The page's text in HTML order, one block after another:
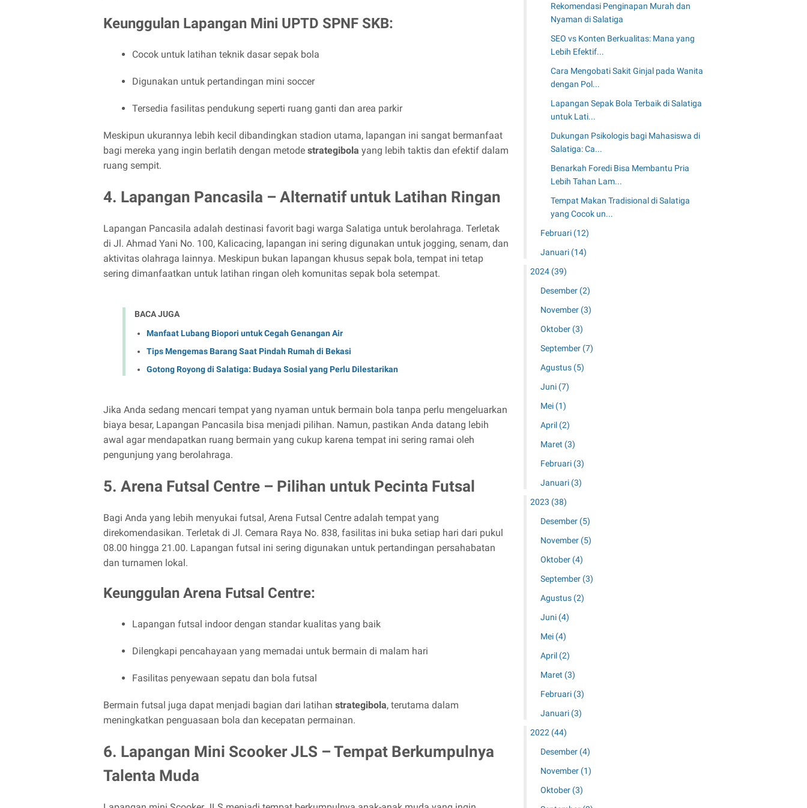
Keunggulan Lapangan Mini UPTD SPNF SKB:
Cocok untuk latihan teknik dasar sepak bola
Digunakan untuk pertandingan mini soccer
Tersedia fasilitas pendukung seperti ruang ganti dan area parkir
Meskipun ukurannya lebih kecil dibandingkan stadion utama, lapangan ini sangat bermanfaat
bagi mereka yang ingin berlatih dengan metode strategibola yang lebih taktis dan efektif dalam
ruang sempit.
4. Lapangan Pancasila – Alternatif untuk Latihan Ringan
Lapangan Pancasila adalah destinasi favorit bagi warga Salatiga untuk berolahraga. Terletak
di Jl. Ahmad Yani No. 100, Kalicacing, lapangan ini sering digunakan untuk jogging, senam, dan
aktivitas olahraga lainnya. Meskipun bukan lapangan khusus sepak bola, tempat ini tetap
sering dimanfaatkan untuk latihan ringan oleh komunitas sepak bola setempat.
BACA JUGA
Manfaat Lubang Biopori untuk Cegah Genangan Air
Tips Mengemas Barang Saat Pindah Rumah di Bekasi
Gotong Royong di Salatiga: Budaya Sosial yang Perlu Dilestarikan
Jika Anda sedang mencari tempat yang nyaman untuk bermain bola tanpa perlu mengeluarkan
biaya besar, Lapangan Pancasila bisa menjadi pilihan. Namun, pastikan Anda datang lebih
awal agar mendapatkan ruang bermain yang cukup karena tempat ini sering ramai oleh
pengunjung yang berolahraga.
5. Arena Futsal Centre – Pilihan untuk Pecinta Futsal
Bagi Anda yang lebih menyukai futsal, Arena Futsal Centre adalah tempat yang
direkomendasikan. Terletak di Jl. Cemara Raya No. 838, fasilitas ini buka setiap hari dari pukul
08.00 hingga 21.00. Lapangan futsal ini sering digunakan untuk pertandingan persahabatan
dan turnamen lokal.
Keunggulan Arena Futsal Centre:
Lapangan futsal indoor dengan standar kualitas yang baik
Dilengkapi pencahayaan yang memadai untuk bermain di malam hari
Fasilitas penyewaan sepatu dan bola futsal
Bermain futsal juga dapat menjadi bagian dari latihan strategibola, terutama dalam
meningkatkan penguasaan bola dan kecepatan permainan.
6. Lapangan Mini Scooker JLS – Tempat Berkumpulnya
Talenta Muda
Rekomendasi Penginapan Murah dan
Nyaman di Salatiga
SEO vs Konten Berkualitas: Mana yang
Lebih Efektif...
Cara Mengobati Sakit Ginjal pada Wanita
dengan Pol...
Lapangan Sepak Bola Terbaik di Salatiga
untuk Lati...
Dukungan Psikologis bagi Mahasiswa di
Salatiga: Ca...
Benarkah Foredi Bisa Membantu Pria
Lebih Tahan Lam...
Tempat Makan Tradisional di Salatiga
yang Cocok un...
Februari (12)
Januari (14)
2024 (39)
Desember (2)
November (3)
Oktober (3)
September (7)
Agustus (5)
Juni (7)
Mei (1)
April (2)
Maret (3)
Februari (3)
Januari (3)
2023 (38)
Desember (5)
November (5)
Oktober (4)
September (3)
Agustus (2)
Juni (4)
Mei (4)
April (2)
Maret (3)
Februari (3)
Januari (3)
2022 (44)
Desember (4)
November (1)
Oktober (3)